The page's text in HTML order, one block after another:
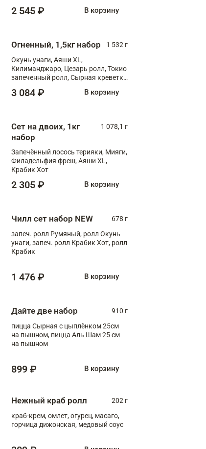
XL, запеч. ролл Крабик Хот
2 545 ₽ В корзину
Огненный, 1,5кг набор
1 532 г
Окунь унаги, Аяши XL,
Килиманджаро, Цезарь ролл, Токио
запеченный ролл, Сырная креветка
3 084 ₽ В корзину
Сет на двоих, 1кг
набор
1 078,1 г
Запечённый лосось терияки, Мияги,
Филадельфия фреш, Аяши XL,
Крабик Хот
2 305 ₽ В корзину
Чилл сет набор NEW
678 г
запеч. ролл Румяный, ролл Окунь
унаги, запеч. ролл Крабик Хот, ролл
Крабик
1 476 ₽ В корзину
Дайте две набор
910 г
пицца Сырная с цыплёнком 25см
на пышном, пицца Аль Шам 25 см
на пышном
899 ₽ В корзину
Нежный краб ролл
202 г
краб-крем, омлет, огурец, масаго,
горчица дижонская, медовый соус